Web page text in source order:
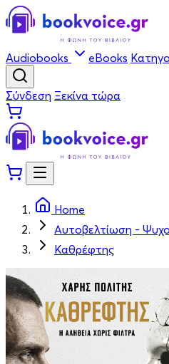
Audiobooks eBooks
Σύνδεση Ξεκίνα τώρα
Home
Αυτοβελτίωση -
Καθρέφτης